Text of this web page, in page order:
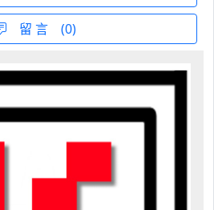
留 言 (0)